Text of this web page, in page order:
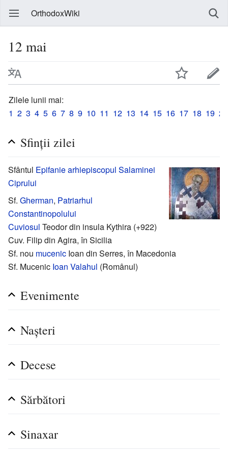
OrthodoxWiki
12 mai
Zilele lunii mai:
1 2 3 4 5 6 7 8 9 10 11 12 13 14 15 16 17 18 19 20
Sfinții zilei
Sfântul Epifanie arhiepiscopul Salaminei
Ciprului
Sf. Gherman, Patriarhul
Constantinopolului
Cuviosul Teodor din insula Kythira (+922)
Cuv. Filip din Agira, în Sicilia
Sf. nou mucenic Ioan din Serres, în Macedonia
Sf. Mucenic Ioan Valahul (Românul)
Evenimente
Nașteri
Decese
Sărbători
Sinaxar